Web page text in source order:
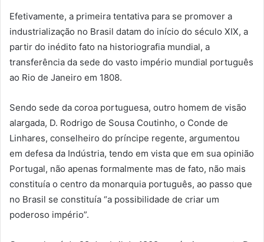
Efetivamente, a primeira tentativa para se promover a
industrialização no Brasil datam do início do século XIX, a
partir do inédito fato na historiografia mundial, a
transferência da sede do vasto império mundial português
ao Rio de Janeiro em 1808.
Sendo sede da coroa portuguesa, outro homem de visão
alargada, D. Rodrigo de Sousa Coutinho, o Conde de
Linhares, conselheiro do príncipe regente, argumentou
em defesa da Indústria, tendo em vista que em sua opinião
Portugal, não apenas formalmente mas de fato, não mais
constituía o centro da monarquia português, ao passo que
no Brasil se constituía “a possibilidade de criar um
poderoso império”.